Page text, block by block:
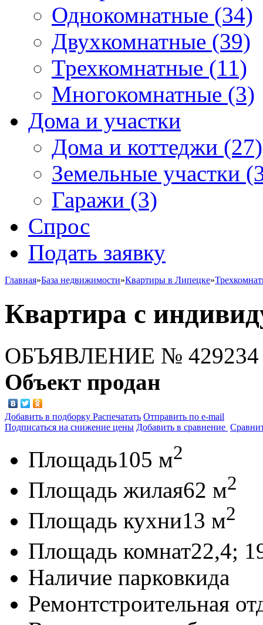
Однокомнатные (34)
Двухкомнатные (39)
Трехкомнатные (11)
Многокомнатные (3)
Дома и участки
Дома и коттеджи (27)
Земельные участки
Гаражи (3)
Спрос
Подать заявку
Главная»База недвижимости»Квартиры в Липецке»
Квартира с
ОБЪЯВЛЕНИЕ № 429234
Объект продан
Добавить в подборку Распечатать Отправить по e-mail
Подписаться на снижение цены Добавить в сравнение
Площадь105 м2
Площадь жилая62 м2
Площадь кухни13 м2
Площадь комнат22,4;
Наличие парковкида
Ремонтстроительная